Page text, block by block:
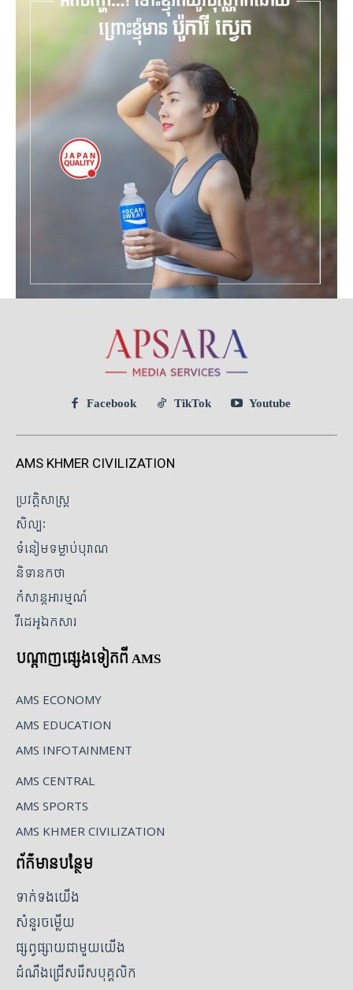
Facebook TikTok Youtube
AMS KHMER CIVILIZATION
ប្រវត្តិសាស្ត្រ
សិល្បៈ
ទំនៀមទម្លាប់បុរាណ
និទានកថា
កំសាន្តអារម្មណ៍
វីដេអូឯកសារ
បណ្ដាញផ្សេងទៀតពី AMS
AMS ECONOMY
AMS EDUCATION
AMS INFOTAINMENT
AMS CENTRAL
AMS SPORTS
AMS KHMER CIVILIZATION
ព័ត៌មានបន្ថែម
ទាក់ទងយើង
សំនួរចម្លើយ
ផ្សព្វផ្សាយជាមួយយើង
ដំណឹងជ្រើសរើសបុគ្គលិក